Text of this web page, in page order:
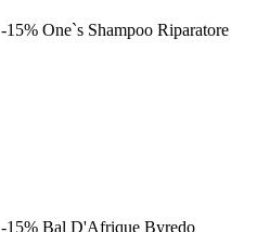
-15% One`s Shampoo Riparatore
-15% Bal D'Afrique Byredo